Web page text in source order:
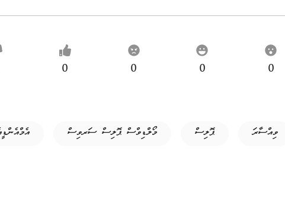
0
0
0
0
ވިއްސާރަ ޕޮލިސް މޯލްޑިވްސް ޕޮލިސް ސަރވިސް